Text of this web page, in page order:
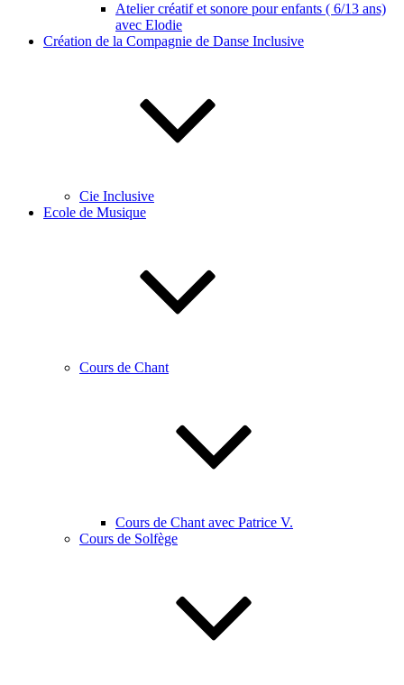
Atelier créatif et sonore pour enfants ( 6/13 ans)
avec Elodie
Création de la Compagnie de Danse Inclusive
Cie Inclusive
Ecole de Musique
Cours de Chant
Cours de Chant avec Patrice V.
Cours de Solfège